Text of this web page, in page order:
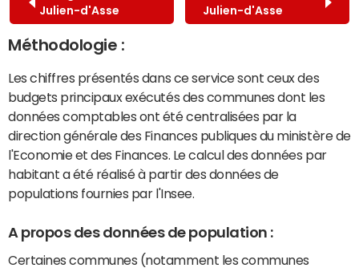
Julien-d'Asse
Julien-d'Asse
Méthodologie :
Les chiffres présentés dans ce service sont ceux des
budgets principaux exécutés des communes dont les
données comptables ont été centralisées par la
direction générale des Finances publiques du ministère de
l'Economie et des Finances. Le calcul des données par
habitant a été réalisé à partir des données de
populations fournies par l'Insee.
A propos des données de population :
Certaines communes (notamment les communes